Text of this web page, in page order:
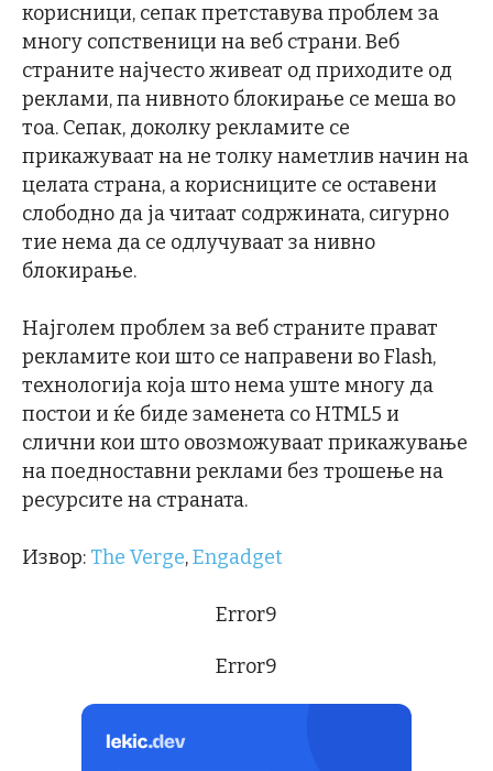
корисници, сепак претставува проблем за
многу сопственици на веб страни. Веб
страните најчесто живеат од приходите од
реклами, па нивното блокирање се меша во
тоа. Сепак, доколку рекламите се
прикажуваат на не толку наметлив начин на
целата страна, а корисниците се оставени
слободно да ја читаат содржината, сигурно
тие нема да се одлучуваат за нивно
блокирање.
Најголем проблем за веб страните прават
рекламите кои што се направени во Flash,
технологија која што нема уште многу да
постои и ќе биде заменета со HTML5 и
слични кои што овозможуваат прикажување
на поедноставни реклами без трошење на
ресурсите на страната.
Извор: The Verge,Engadget
Error9
Error9